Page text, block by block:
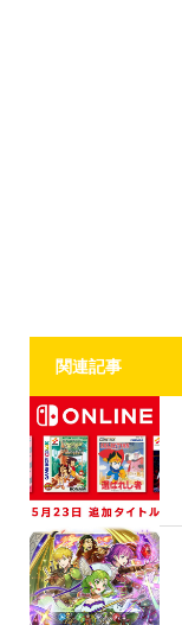
関連記事